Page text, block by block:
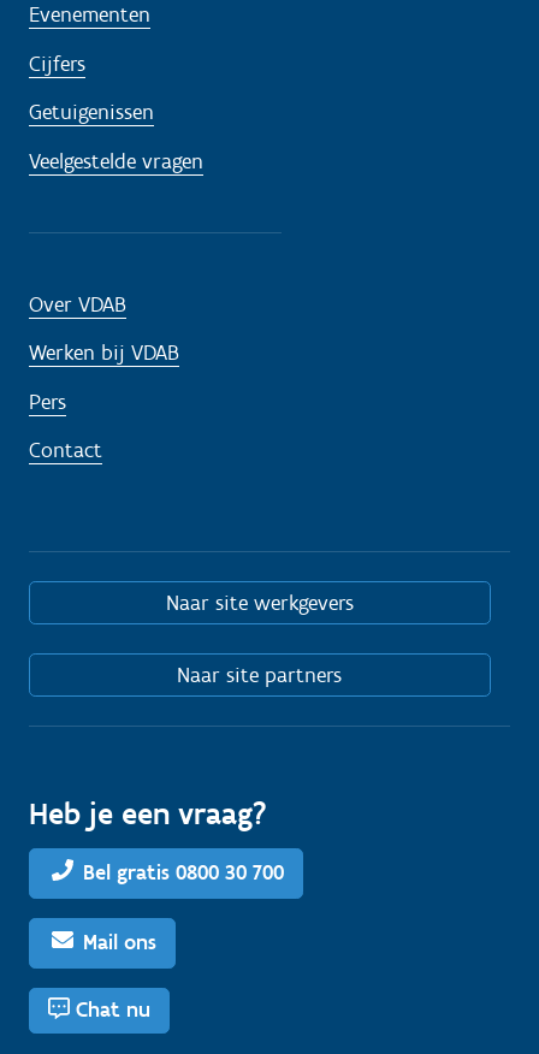
Evenementen
Cijfers
Getuigenissen
Veelgestelde vragen
Over VDAB
Werken bij VDAB
Pers
Contact
Naar site werkgevers
Naar site partners
Heb je een vraag?
Bel gratis 0800 30 700
Mail ons
Chat nu